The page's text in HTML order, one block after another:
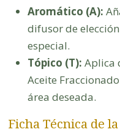
Aromático (A):
difusor de
especial.
Tópico (T): Aplica
Aceite
área deseada.
Ficha Técnica de